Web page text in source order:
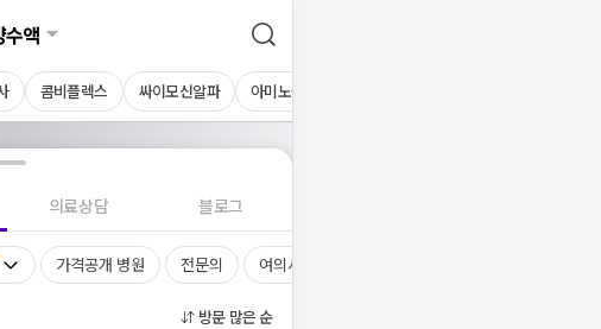
수액
콤비플렉스 싸이모신알파 아미노플라즈마
의료상담 블로그
가격공개 병원 전문의 여의사
방문 많은 순